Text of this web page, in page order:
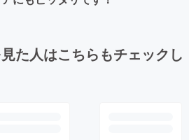
た人はこちらもチェックし